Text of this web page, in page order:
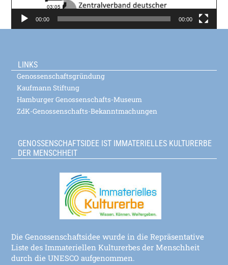
00:00 00:00
LINKS
Genossenschaftsgründung
Kaufmann Stiftung
Hamburger Genossenschafts-Museum
ZdK-Genossenschafts-Bekanntmachungen
GENOSSENSCHAFTSIDEE IST IMMATERIELLES KULTURERBE
DER MENSCHHEIT
Die Genossenschaftsidee wurde in die Repräsentative
Liste des Immateriellen Kulturerbes der Menschheit
durch die UNESCO aufgenommen.